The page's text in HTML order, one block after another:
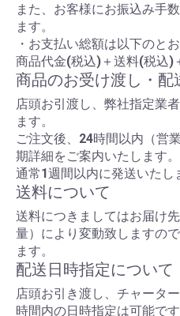
また、お客様にお振込み手
ます。
・お支払い総額は以下のとお
商品代金(税込)＋送料(税込)
商品のお受け渡し・配
店頭お引渡し、弊社指定業
ます。
ご注文後、24時間以内（営
期詳細をご案内いたします。
通常1週間以内に発送いたし
送料について
送料につきましてはお届け
量）により変動致しますの
ます。
配送日時指定について
店頭お引き渡し、チャータ
時間内の日時指定は可能で